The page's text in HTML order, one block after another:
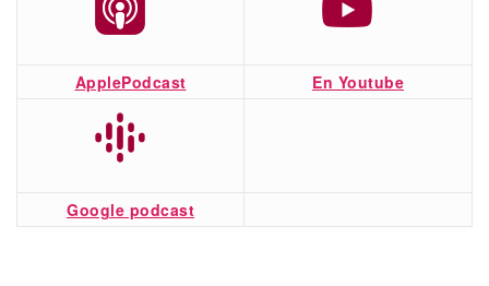
ApplePodcast En Youtube
Google podcast